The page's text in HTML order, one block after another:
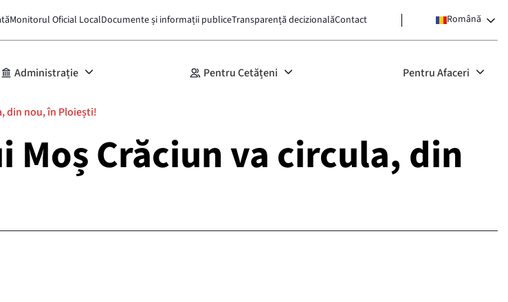
Monitorul Oficial LocalDocumente și informații publiceTransparență decizionalăContact Română
Administrație Pentru Cetățeni Pentru Afaceri
din nou, în Ploiești!
Crăciun va circula, din